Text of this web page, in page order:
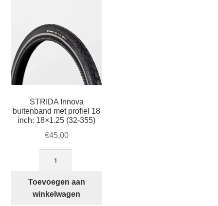
STRIDA Innova
buitenband met profiel 18
inch: 18×1.25 (32-355)
€45,00
buitenband
met
Toevoegen aan
winkelwagen